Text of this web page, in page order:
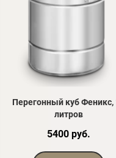
Перегонный куб Феникс,
литров
5400 руб.